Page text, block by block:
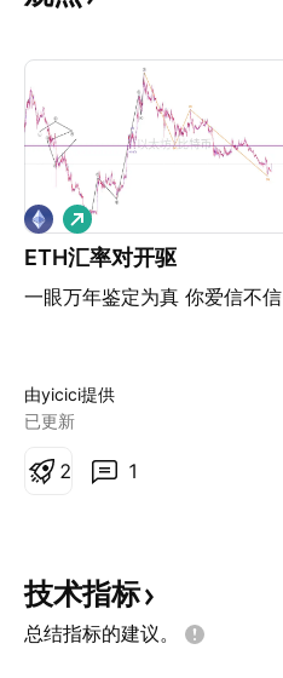
ETH汇率对开驱
一眼万年鉴定为真 你爱信不信
做
多
由yicici提供
已更新
1
2
技术指标
总结指标的建议。